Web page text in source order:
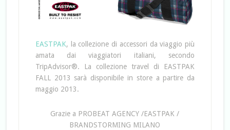
EASTPAK, la collezione di accessori da viaggio più
amata dai viaggiatori italiani, secondo
TripAdvisor®. La collezione travel di EASTPAK
FALL 2013 sarà disponibile in store a partire da
maggio 2013.
Grazie a PROBEAT AGENCY /EASTPAK /
BRANDSTORMING MILANO